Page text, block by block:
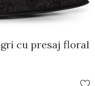
cu presaj floral